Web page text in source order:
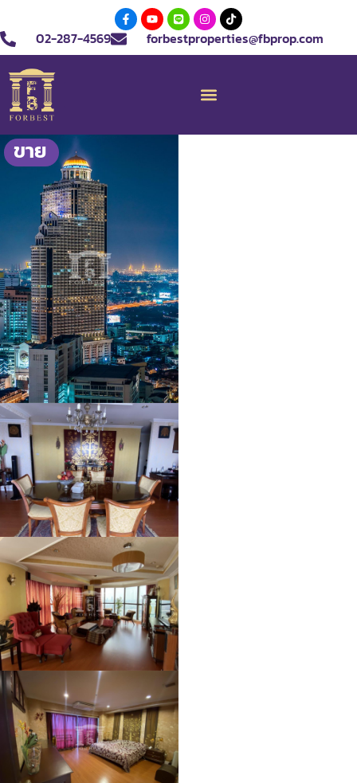
02-287-4569 forbestproperties@fbprop.com
ขาย